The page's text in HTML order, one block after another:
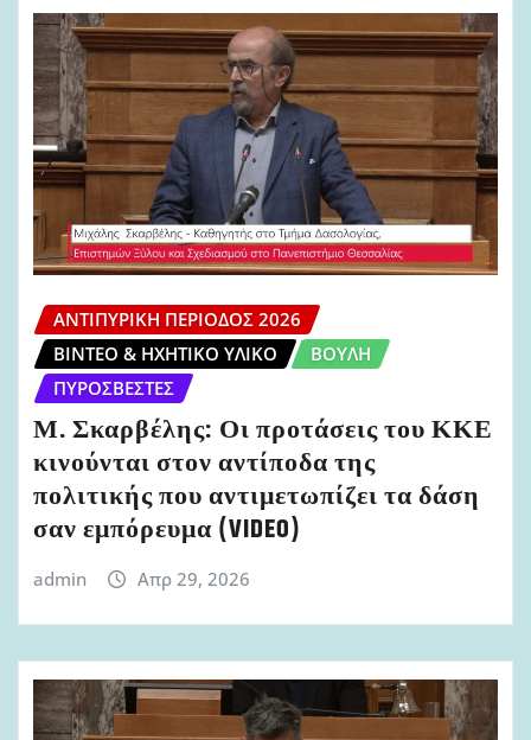
ΑΝΤΙΠΥΡΙΚΉ ΠΕΡΊΟΔΟΣ 2026
ΒΊΝΤΕΟ & ΗΧΗΤΙΚΌ ΥΛΙΚΌ
ΒΟΥΛΉ
ΠΥΡΟΣΒΈΣΤΕΣ
Μ. Σκαρβέλης: Οι προτάσεις του ΚΚΕ
κινούνται στον αντίποδα της
πολιτικής που αντιμετωπίζει τα δάση
σαν εμπόρευμα (VIDEO)
admin Απρ 29, 2026